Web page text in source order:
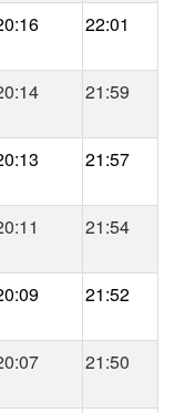
22:01
21:59
21:57
21:54
21:52
21:50